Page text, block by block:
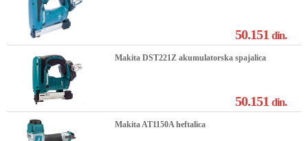
50.151din.
Makita DST221Z akumulatorska spajalica
50.151din.
Makita AT1150A heftalica